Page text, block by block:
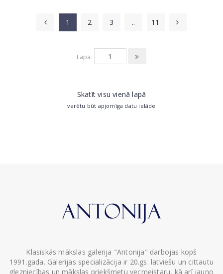
1 2 3 .. 11
Lapa:
Skatīt visu vienā lapā
varētu būt apjomīga datu ielāde
Klasiskās mākslas galerija "Antonija" darbojas kopš
1991.gada. Galerijas specializācija ir 20.gs. latviešu un cittautu
glezniecības un mākslas priekšmetu vecmeistaru, kā arī jauno